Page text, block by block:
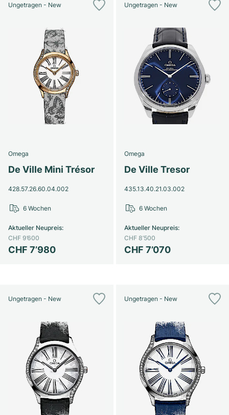
Ungetragen - New
Omega
De Ville Mini Trésor
428.57.26.60.04.002
CHF 7’980
Aktueller Neupreis:
CHF 9’600
6 Wochen
Ungetragen - New
Omega
De Ville Tresor
435.13.40.21.03.002
CHF 7’070
Aktueller Neupreis:
CHF 8’500
6 Wochen
Ungetragen - New Ungetragen - New